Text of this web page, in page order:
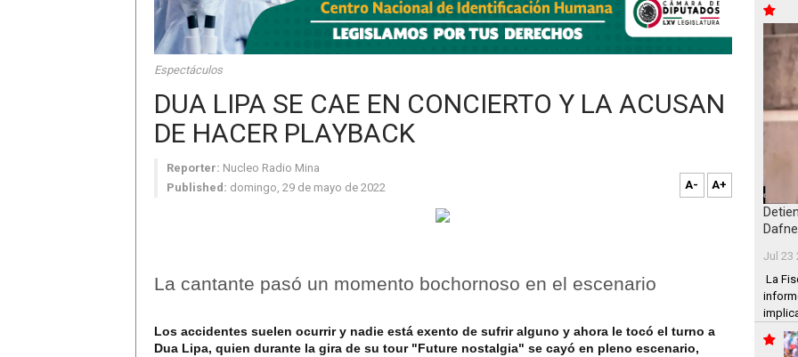
Espectáculos
DUA LIPA SE CAE EN CONCIERTO Y LA ACUSAN
DE HACER PLAYBACK
Reporter: Nucleo Radio Mina
Published: domingo, 29 de mayo de 2022 A- A+
La cantante pasó un momento bochornoso en el escenario
Los accidentes suelen ocurrir y nadie está exento de sufrir alguno y ahora le tocó el turno a
Dua Lipa, quien durante la gira de su tour "Future nostalgia" se cayó en pleno escenario,
Jul 23
La